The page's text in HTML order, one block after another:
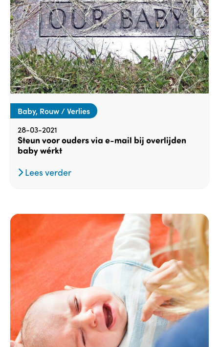
Baby, Rouw / Verlies
28-03-2021
Steun voor ouders via e-mail bij overlijden
baby wérkt
Lees verder